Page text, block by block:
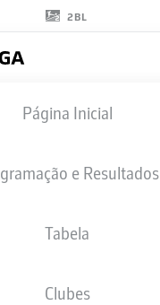
2BL
Página Inicial
e Resultados
Tabela
Clubes